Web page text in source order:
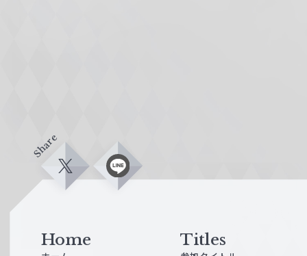
Share
X L
Home Titles